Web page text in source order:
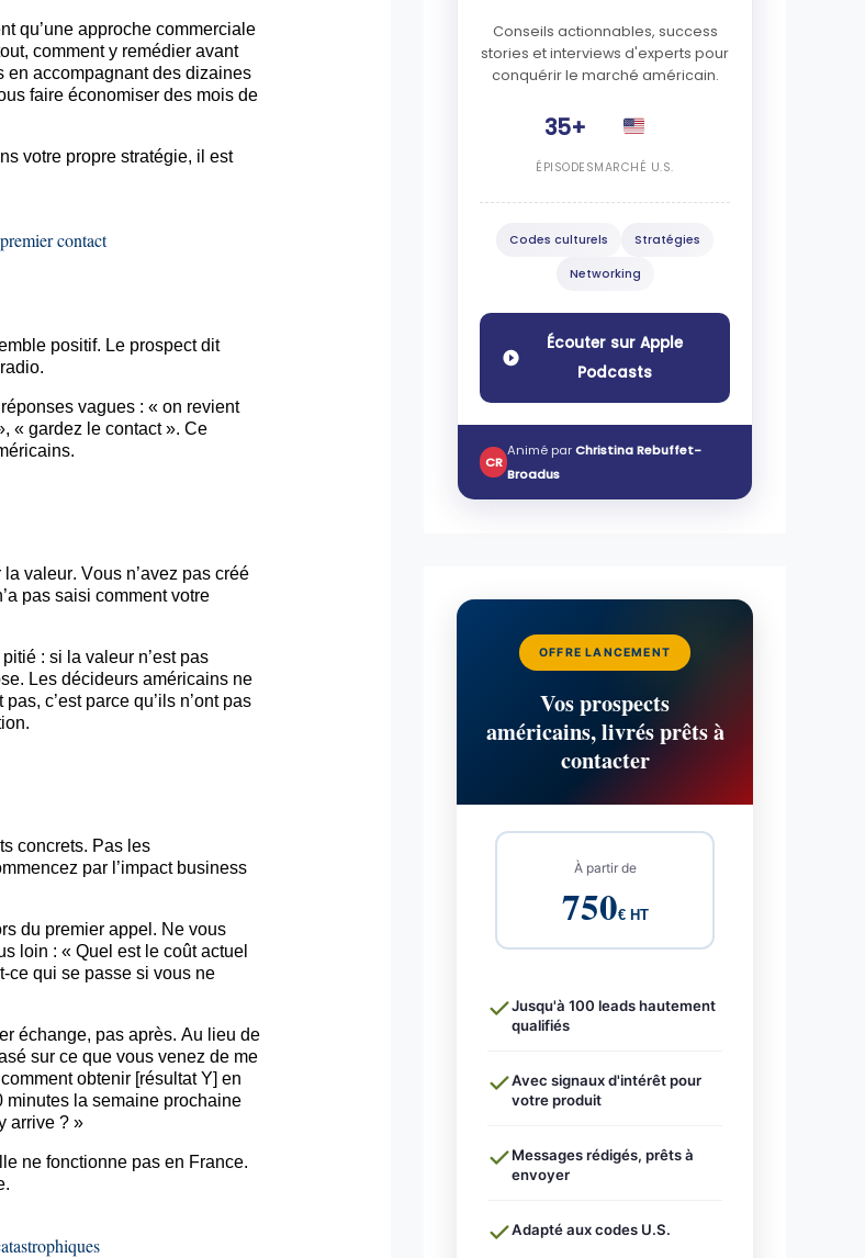
qu’une approche commerciale
comment y remédier avant
en accompagnant des dizaines
faire économiser des mois de
votre propre stratégie, il est
contact
positif. Le prospect dit
vagues : « on revient
« gardez le contact ». Ce
valeur. Vous n’avez pas créé
pas saisi comment votre
: si la valeur n’est pas
Les décideurs américains ne
c’est parce qu’ils n’ont pas
concrets. Pas les
par l’impact business
du premier appel. Ne vous
loin : « Quel est le coût actuel
ce qui se passe si vous ne
échange, pas après. Au lieu de
sur ce que vous venez de me
obtenir [résultat Y] en
minutes la semaine prochaine
arrive ? »
ne fonctionne pas en France.
Conseils actionnables, success
stories et interviews d'experts pour
conquérir le marché américain.
35+
ÉPISODESMARCHÉ U.S.
Codes culturels Stratégies
Networking
Écouter sur Apple
Podcasts
CR
Animé parChristina Rebuffet-
Broadus
OFFRE LANCEMENT
Vos prospects
américains, livrés prêts à
contacter
À partir de
750€ HT
Jusqu'à 100 leads hautement
qualifiés
Avec signaux d'intérêt pour
votre produit
Messages rédigés, prêts à
envoyer
Adapté aux codes U.S.